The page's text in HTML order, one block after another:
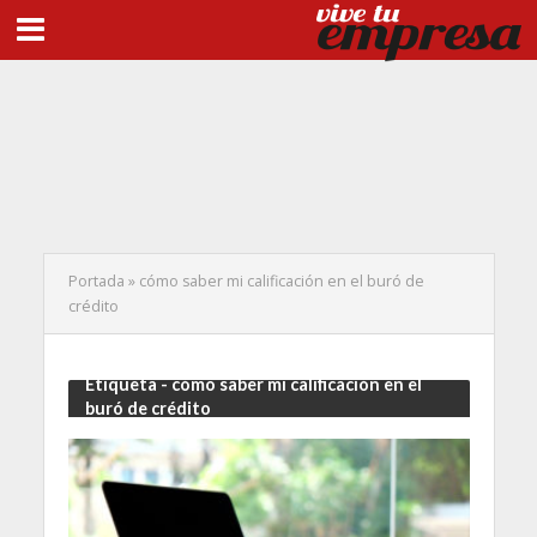
Portada » cómo saber mi calificación en el buró de
crédito
Etiqueta - cómo saber mi calificación en el
buró de crédito